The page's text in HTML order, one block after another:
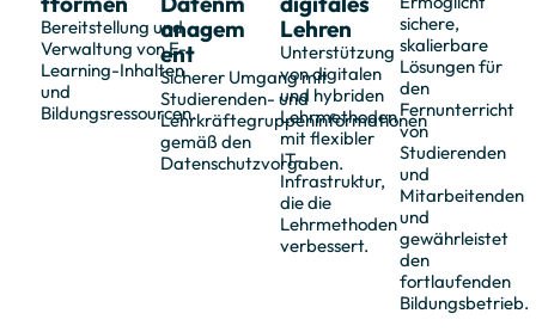
Bereitstellung und
Verwaltung von E-
Learning-Inhalten
und
Bildungsressourcen.
anagem
ent
Sicherer Umgang mit
Studierenden- und
Lehrkräftegruppeninformationen
gemäß den
Datenschutzvorgaben.
Lehren
Unterstützung
von digitalen
und hybriden
Lehrmethoden
mit flexibler
IT-
Infrastruktur,
die die
Lehrmethoden
verbessert.
sichere,
skalierbare
Lösungen für
den
Fernunterricht
von
Studierenden
und
Mitarbeitenden
und
gewährleistet
den
fortlaufenden
Bildungsbetrieb.